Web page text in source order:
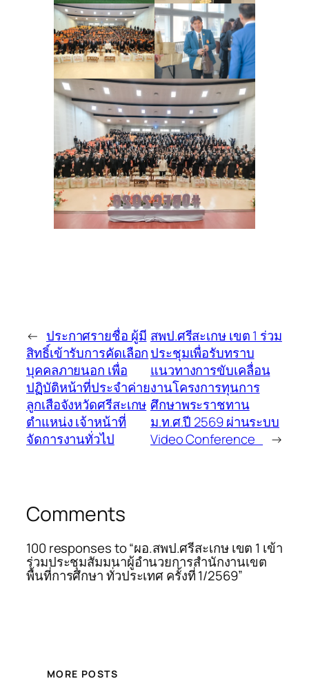
← ประกาศรายชื่อ ผู้มี
สิทธิ์เข้ารับการคัดเลือก
บุคคลภายนอก เพื่อ
ปฏิบัติหน้าที่ประจำค่าย
ลูกเสือจังหวัดศรีสะเกษ
ตำแหน่ง เจ้าหน้าที่
จัดการงานทั่วไป
สพป.ศรีสะเกษ เขต 1 ร่วม
ประชุมเพื่อรับทราบ
แนวทางการขับเคลื่อน
งานโครงการทุนการ
ศึกษาพระราชทาน
ม.ท.ศ.ปี 2569 ผ่านระบบ
Video Conference
→
Comments
100 responses to “ผอ.สพป.ศรีสะเกษ เขต 1 เข้า
ร่วมประชุมสัมมนาผู้อำนวยการสำนักงานเขต
พื้นที่การศึกษา ทั่วประเทศ ครั้งที่ 1/2569”
MORE POSTS